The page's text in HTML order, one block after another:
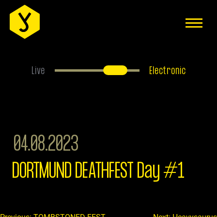
EVENTS
ANFAHRT
JOBS
MITGLIEDER-BEREICH
IMPRESSUM
Live Electronic
04.08.2023
DORTMUND DEATHFEST Day #1